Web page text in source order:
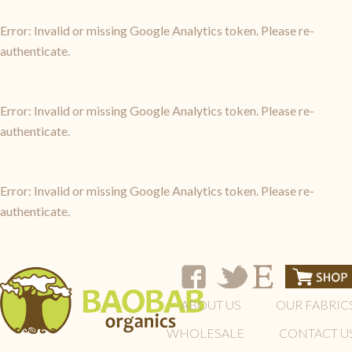
Error: Invalid or missing Google Analytics token. Please re-
authenticate.
Error: Invalid or missing Google Analytics token. Please re-
authenticate.
Error: Invalid or missing Google Analytics token. Please re-
authenticate.
ABOUT US
OUR
WHOLESALE
CONTACT